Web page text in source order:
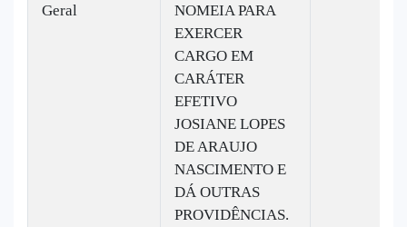
Geral
NOMEIA PARA
EXERCER
CARGO EM
CARÁTER
EFETIVO
JOSIANE LOPES
DE ARAUJO
NASCIMENTO E
DÁ OUTRAS
PROVIDÊNCIAS.